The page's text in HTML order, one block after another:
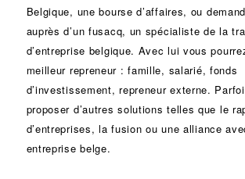
Belgique, unebourse d’affaires, ou
auprès d’un fusacq, un spécialiste de la
d’entreprise belgique. Avec lui vous
meilleur repreneur :famille, salarié, fonds
d’investissement, repreneur externe.
proposer d’autres solutions telles que le
d’entreprises, lafusion ou unealliance
entreprise belge.